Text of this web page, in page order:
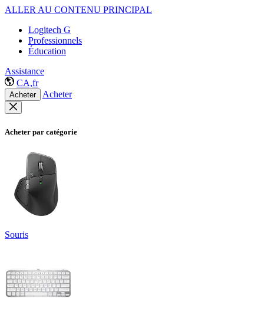
ALLER AU CONTENU PRINCIPAL
Logitech G
Professionnels
Éducation
Assistance
CA,fr
Acheter Acheter
Acheter par catégorie
Souris